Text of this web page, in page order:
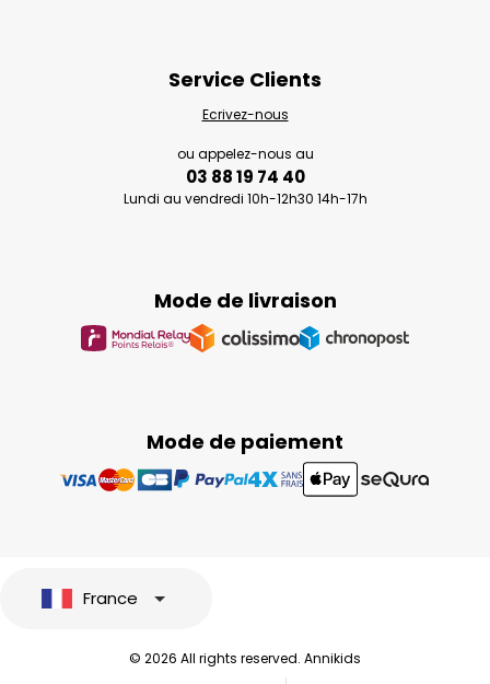
Mode de paiement
Mode de livraison
Service Clients
Ecrivez-nous
ou appelez-nous au
03 88 19 74 40
Lundi au vendredi 10h-12h30 14h-17h
France
© 2026 All rights reserved. Annikids